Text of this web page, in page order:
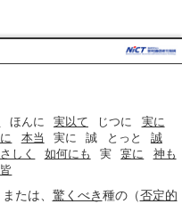
ほんに 実以て じつに
実に
本当 実に 誠 とっと
誠
しく 如何にも 実 寔に
神も
たは、 驚くべき種の（否定的